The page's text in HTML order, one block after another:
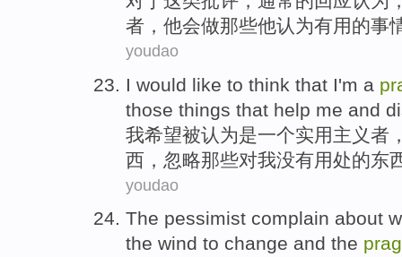
者 ， 他会做那些他认为有用的事
youdao
I would like to think that I'm a
those things that help me and
我希望被认为是一个实用主义者
西 ， 忽略那些对我没有用处的东
youdao
The pessimist complain about
the wind to change and the